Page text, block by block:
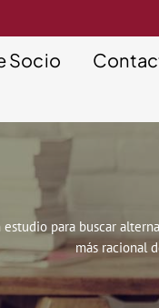
Socio
estudio para buscar
más racional